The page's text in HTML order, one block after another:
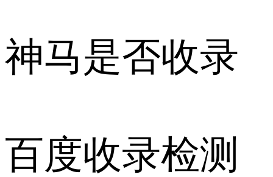
神马是否收录
百度收录检测